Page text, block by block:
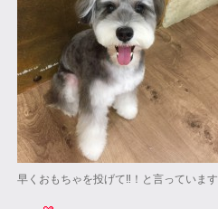
早くおもちゃを投げて‼！と言っています